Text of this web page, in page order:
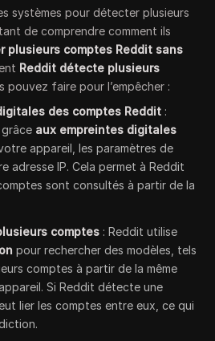
systèmes pour détecter plusieurs
de comprendre comment ils
plusieurs comptes Reddit sans
Reddit détecte plusieurs
pouvez faire pour l’empêcher :
des comptes Reddit :
aux empreintes digitales
appareil, les paramètres de
adresse IP. Cela permet à Reddit
sont consultés à partir de la
comptes : Reddit utilise
pour rechercher des modèles, tels
comptes à partir de la même
Si Reddit détecte une
lier les comptes entre eux, ce qui